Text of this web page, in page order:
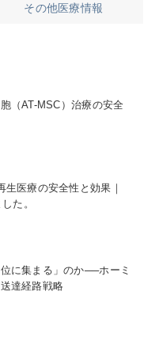
その他医療情報
（AT-MSC）治療の安全
医療の安全性と効果｜
た。
に集まる」のか──ホーミ
達経路戦略